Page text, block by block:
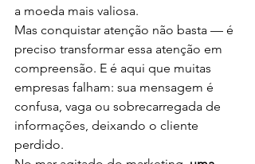
a moeda mais valiosa.
Mas conquistar atenção não basta — é
preciso transformar essa atenção em
compreensão. E é aqui que muitas
empresas falham: sua mensagem é
confusa, vaga ou sobrecarregada de
informações, deixando o cliente
perdido.